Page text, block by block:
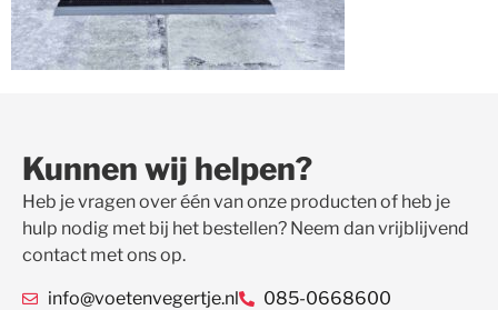
Kunnen wij helpen?
Heb je vragen over één van onze producten of heb je
hulp nodig met bij het bestellen? Neem dan vrijblijvend
contact met ons op.
info@voetenvegertje.nl
085-0668600